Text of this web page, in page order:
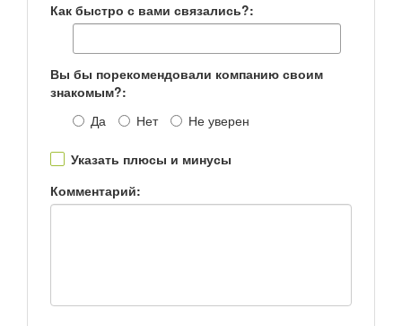
Как быстро с вами связались?:
Вы бы порекомендовали компанию своим
знакомым?:
Да
Нет Не уверен
Указать плюсы и минусы
Комментарий: